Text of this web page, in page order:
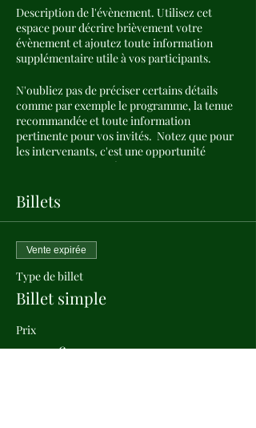
Description de l'évènement. Utilisez cet
espace pour décrire brièvement votre
évènement et ajoutez toute information
supplémentaire utile à vos participants.
N'oubliez pas de préciser certains détails
comme par exemple le programme, la tenue
recommandée et toute information
pertinente pour vos invités. Notez que pour
les intervenants, c'est une opportunité
formidable de se présenter et de donner un
votre évènement s'adresse à un public
particulier, écrivez-le ici.
C'est le moment d'attirer du public à votre
évènement, n'hésitez pas à écrire un texte
original et percutant ! Encouragez vos
visiteurs à s'inscrire, à confirmer leur
présence ou à acheter un billet
Billets
Vente expirée
Type de billet
Billet simple
Prix
12,00 €